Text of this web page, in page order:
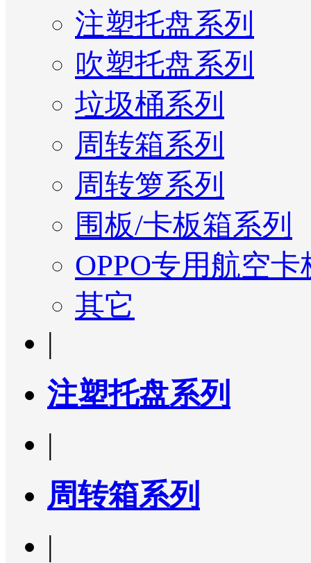
注塑托盘系列
吹塑托盘系列
垃圾桶系列
周转箱系列
周转箩系列
围板/卡板箱系列
OPPO专用航空卡
其它
|
注塑托盘系列
|
周转箱系列
|